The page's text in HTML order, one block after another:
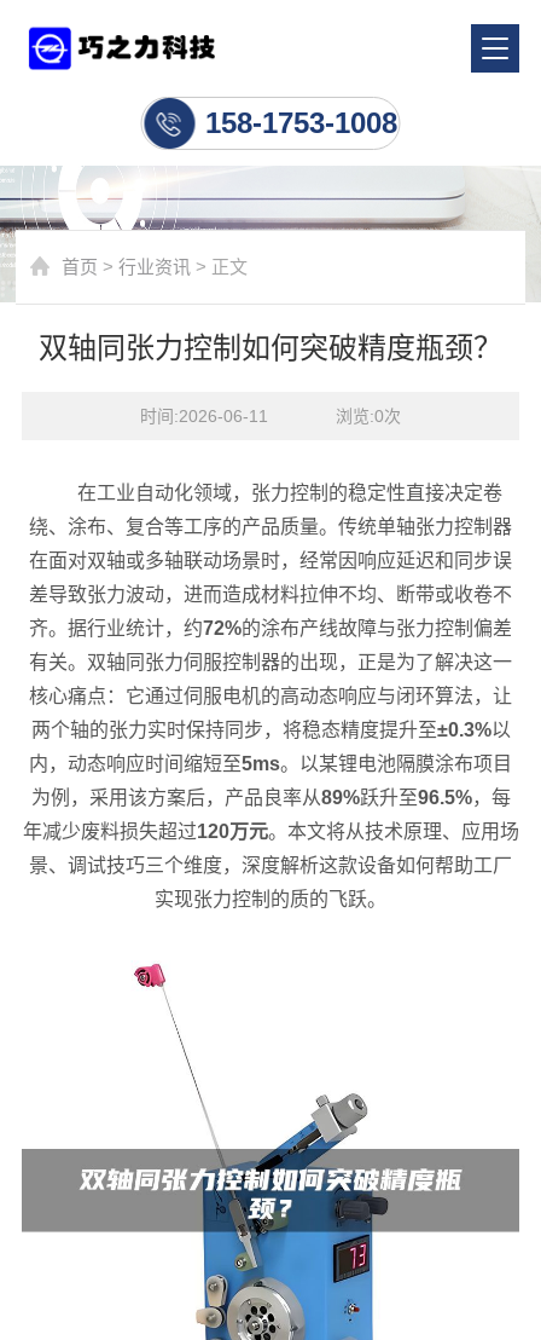
158-1753-1008
首页 >行业资讯 > 正文
双轴同张力控制如何突破精度瓶颈？
时间:2026-06-11    浏览:0次
在工业自动化领域，张力控制的稳定性直接决定卷
绕、涂布、复合等工序的产品质量。传统单轴张力控制器
在面对双轴或多轴联动场景时，经常因响应延迟和同步误
差导致张力波动，进而造成材料拉伸不均、断带或收卷不
齐。据行业统计，约72%的涂布产线故障与张力控制偏差
有关。双轴同张力伺服控制器的出现，正是为了解决这一
核心痛点：它通过伺服电机的高动态响应与闭环算法，让
两个轴的张力实时保持同步，将稳态精度提升至±0.3%以
内，动态响应时间缩短至5ms。以某锂电池隔膜涂布项目
为例，采用该方案后，产品良率从89%跃升至96.5%，每
年减少废料损失超过120万元。本文将从技术原理、应用场
景、调试技巧三个维度，深度解析这款设备如何帮助工厂
实现张力控制的质的飞跃。